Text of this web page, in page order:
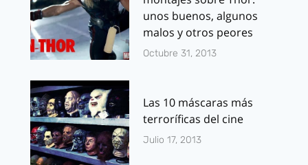
unos buenos, algunos
malos y otros peores
Octubre 31, 2013
Las 10 máscaras más
terroríficas del cine
Julio 17, 2013